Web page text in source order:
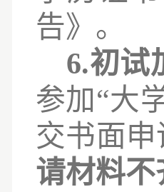
告》。
6.初试
参加“大
交书面
请材料